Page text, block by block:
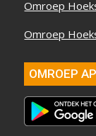
Omroep
Omroep
OMROEP